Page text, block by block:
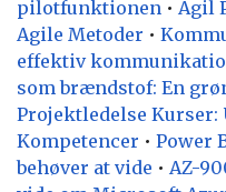
pilotfunktionen • Agil
Agile Metoder •
effektiv
som brændstof: En
Projektledelse Kurser:
Kompetencer • Power
behøver at vide • AZ-